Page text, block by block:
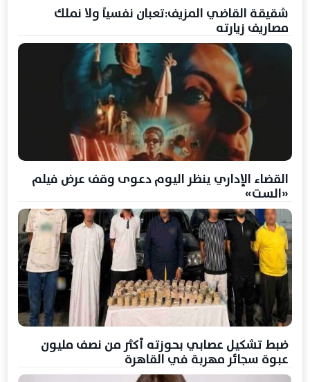
شقيقة القاضي المزيف:تعبان نفسياً ولا نملك
مصاريف زيارته
القضاء الإداري ينظر اليوم دعوى وقف عرض فيلم
«الست»
ضبط تشكيل عصابي بحوزته أكثر من نصف مليون
عبوة سجائر مهربة في القاهرة